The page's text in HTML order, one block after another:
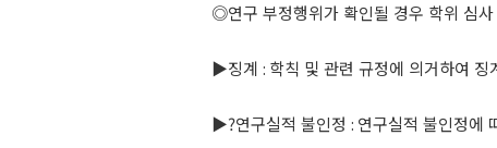
◎연구 부정행위가 확인될 경우 학위 심
▶징계 : 학칙 및 관련 규정에 의거하여
▶?연구실적 불인정 : 연구실적 불인정에